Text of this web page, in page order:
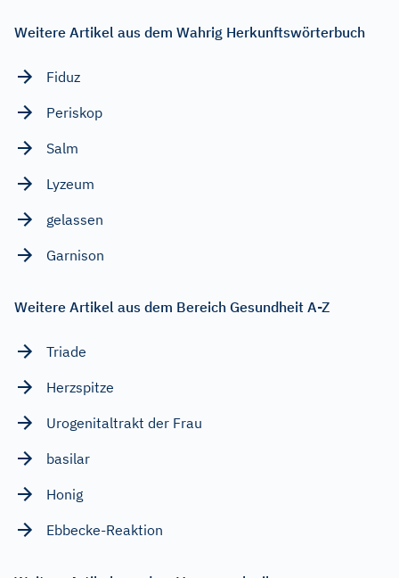
Weitere Artikel aus dem Wahrig Herkunftswörterbuch
Fiduz
Periskop
Salm
Lyzeum
gelassen
Garnison
Weitere Artikel aus dem Bereich Gesundheit A-Z
Triade
Herzspitze
Urogenitaltrakt der Frau
basilar
Honig
Ebbecke-Reaktion